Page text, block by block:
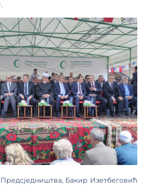
Бакир Изетбеговић